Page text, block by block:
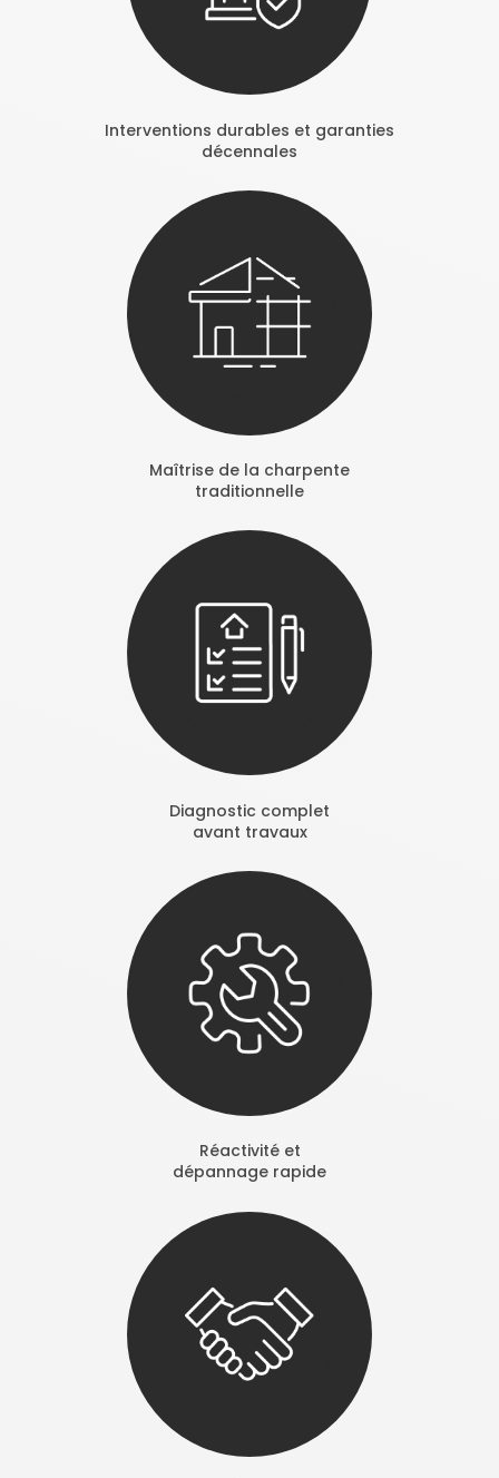
Interventions durables et garanties
décennales
Maîtrise de la charpente
traditionnelle
Diagnostic complet
avant travaux
Réactivité et
dépannage rapide